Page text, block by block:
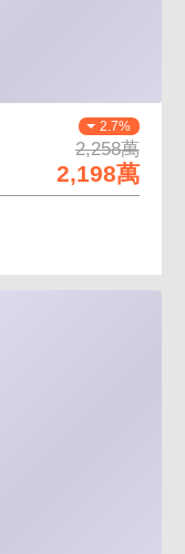
2.7%
2,258萬
2,198萬